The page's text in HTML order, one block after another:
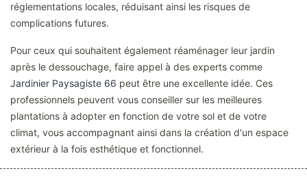
réglementations locales, réduisant ainsi les risques de
complications futures.
Pour ceux qui souhaitent également réaménager leur jardin
après le dessouchage, faire appel à des experts comme
Jardinier Paysagiste 66 peut être une excellente idée. Ces
professionnels peuvent vous conseiller sur les meilleures
plantations à adopter en fonction de votre sol et de votre
climat, vous accompagnant ainsi dans la création d'un espace
extérieur à la fois esthétique et fonctionnel.